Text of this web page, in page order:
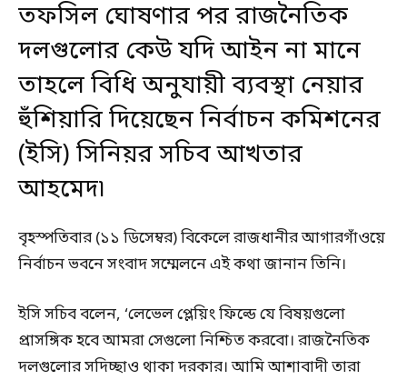
তফসিল ঘোষণার পর রাজনৈতিক
দলগুলোর কেউ যদি আইন না মানে
তাহলে বিধি অনুযায়ী ব্যবস্থা নেয়ার
হুঁশিয়ারি দিয়েছেন নির্বাচন কমিশনের
(ইসি) সিনিয়র সচিব আখতার
আহমেদ৷
বৃহস্পতিবার (১১ ডিসেম্বর) বিকেলে রাজধানীর আগারগাঁওয়ে
নির্বাচন ভবনে সংবাদ সম্মেলনে এই কথা জানান তিনি।
ইসি সচিব বলেন, ‘লেভেল প্লেয়িং ফিল্ডে যে বিষয়গুলো
প্রাসঙ্গিক হবে আমরা সেগুলো নিশ্চিত করবো। রাজনৈতিক
দলগুলোর সদিচ্ছাও থাকা দরকার। আমি আশাবাদী তারা